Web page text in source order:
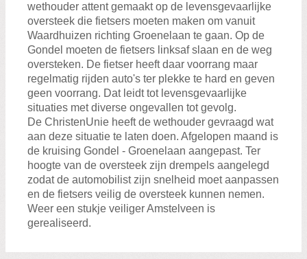
wethouder attent gemaakt op de levensgevaarlijke
oversteek die fietsers moeten maken om vanuit
Waardhuizen richting Groenelaan te gaan. Op de
Gondel moeten de fietsers linksaf slaan en de weg
oversteken. De fietser heeft daar voorrang maar
regelmatig rijden auto's ter plekke te hard en geven
geen voorrang. Dat leidt tot levensgevaarlijke
situaties met diverse ongevallen tot gevolg.
De ChristenUnie heeft de wethouder gevraagd wat
aan deze situatie te laten doen. Afgelopen maand is
de kruising Gondel - Groenelaan aangepast. Ter
hoogte van de oversteek zijn drempels aangelegd
zodat de automobilist zijn snelheid moet aanpassen
en de fietsers veilig de oversteek kunnen nemen.
Weer een stukje veiliger Amstelveen is
gerealiseerd.